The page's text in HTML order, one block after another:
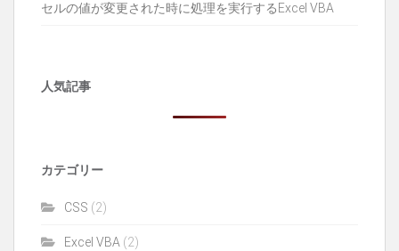
セルの値が変更された時に処理を実行するExcel VBA
人気記事
カテゴリー
CSS (2)
Excel VBA (2)